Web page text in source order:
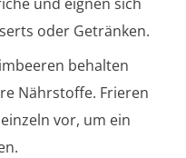
oder Getränken.
behalten
Nährstoffe. Frieren
vor, um ein